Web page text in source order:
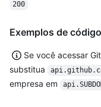
200
Exemplos de
Se você acessar
substitua
empresa em